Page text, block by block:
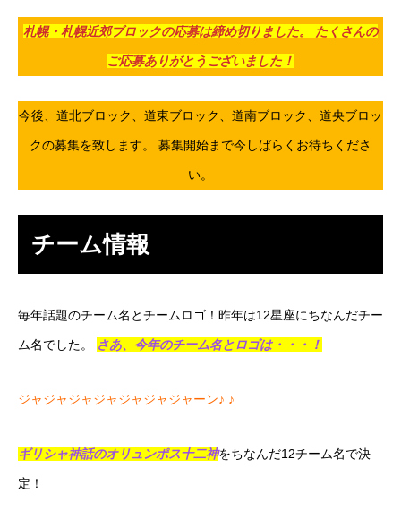
札幌・札幌近郊ブロックの応募は締め切りました。 たくさんの
ご応募ありがとうございました！
今後、道北ブロック、道東ブロック、道南ブロック、道央ブロッ
クの募集を致します。 募集開始まで今しばらくお待ちくださ
い。
チーム情報
毎年話題のチーム名とチームロゴ！昨年は12星座にちなんだチー
ム名でした。 さあ、今年のチーム名とロゴは・・・！
ジャジャジャジャジャジャジャーン♪ ♪
ギリシャ神話のオリュンポス十二神をちなんだ12チーム名で決
定！